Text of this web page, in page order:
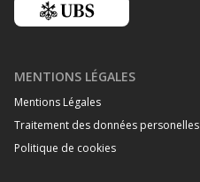
MENTIONS LÉGALES
Mentions Légales
Traitement des données personelles
Politique de cookies